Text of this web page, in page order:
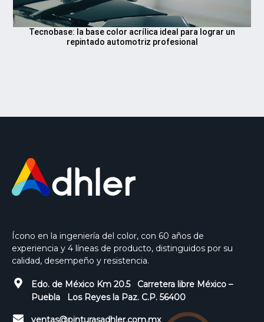
Tecnobase: la base color acrílica ideal para lograr un
repintado automotriz profesional
Ícono en la ingeniería del color, con 60 años de
experiencia y 4 líneas de producto, distinguidos por su
calidad, desempeño y resistencia.
Edo. de México Km 20.5 Carretera libre México –
Puebla Los Reyes la Paz. C.P. 56400
ventas@pinturasadhler.com.mx